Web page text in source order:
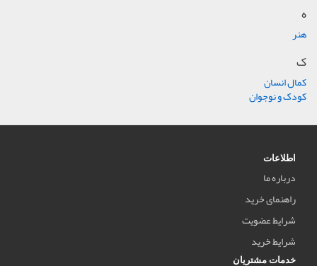
ه
هنر
ک
کمال انسان
کودک و نوجوان
اطلاعات
درباره ما
راهنمای خرید
شرایط عضویت
شرایط خرید
خدمات مشتریان